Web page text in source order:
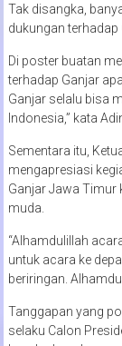
Tak disangka,
dukungan terhadap
Di poster buatan
terhadap Ganjar
Ganjar selalu bisa
Indonesia,” kata
Sementara itu,
mengapresiasi
Ganjar Jawa Timur
muda.
“Alhamdulillah
untuk acara ke
beriringan.
Tanggapan yang
selaku Calon